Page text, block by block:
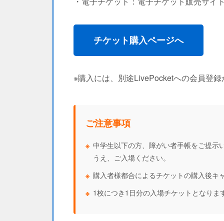
チケット購入ページへ
※購入には、別途LivePocketへの会員登
ご注意事項
中学生以下の方、障がい者手帳をご提示
うえ、ご入場ください。
購入者様都合によるチケットの購入後キ
1枚につき1日分の入場チケットとなり